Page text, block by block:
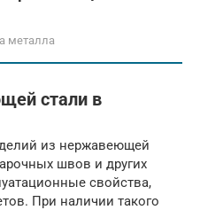
металла
стали в
из нержавеющей
швов и других
свойства,
При наличии такого